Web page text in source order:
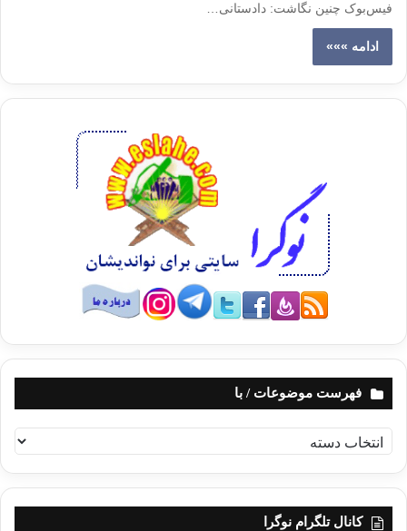
فیس‌بوک چنین نگاشت: دادستانی…
ادامه »»»
فهرست موضوعات / با
ه
ر
کانال تلگرام نوگرا